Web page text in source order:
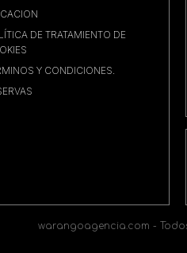
DE TRATAMIENTO DE
Y CONDICIONES.
warangoagencia.com -